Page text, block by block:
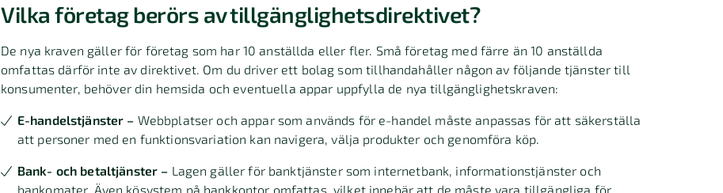
Vilka företag berörs av tillgänglighetsdirektivet?
De nya kraven gäller för företag som har 10 anställda eller fler. Små företag med färre än 10 anställda
omfattas därför inte av direktivet. Om du driver ett bolag som tillhandahåller någon av följande tjänster till
konsumenter, behöver din hemsida och eventuella appar uppfylla de nya tillgänglighetskraven:
E-handelstjänster – Webbplatser och appar som används för e-handel måste anpassas för att säkerställa
att personer med en funktionsvariation kan navigera, välja produkter och genomföra köp.
Bank- och betaltjänster – Lagen gäller för banktjänster som internetbank, informationstjänster och
bankomater. Även kösystem på bankkontor omfattas, vilket innebär att de måste vara tillgängliga för